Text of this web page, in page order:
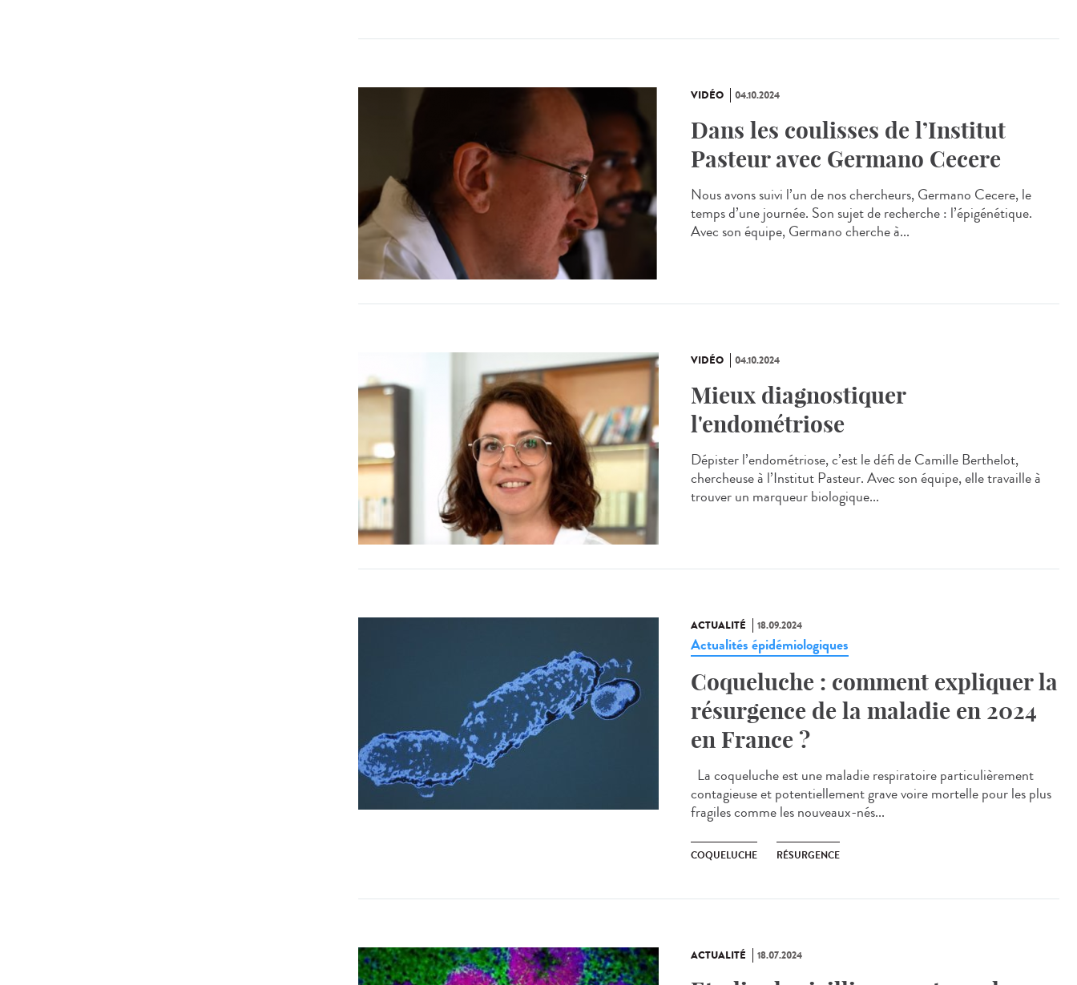
VIDÉO 04.10.2024
Dans les coulisses de l’Institut
Pasteur avec Germano Cecere
Nous avons suivi l’un de nos chercheurs, Germano Cecere, le
temps d’une journée. Son sujet de recherche : l’épigénétique.
Avec son équipe, Germano cherche à...
VIDÉO 04.10.2024
Mieux diagnostiquer
l'endométriose
Dépister l’endométriose, c’est le défi de Camille Berthelot,
chercheuse à l’Institut Pasteur. Avec son équipe, elle travaille à
trouver un marqueur biologique...
ACTUALITÉ 18.09.2024
Actualités épidémiologiques
Coqueluche : comment expliquer la
résurgence de la maladie en 2024
en France ?
La coqueluche est une maladie respiratoire particulièrement
contagieuse et potentiellement grave voire mortelle pour les plus
fragiles comme les nouveaux-nés...
COQUELUCHE RÉSURGENCE
ACTUALITÉ 18.07.2024